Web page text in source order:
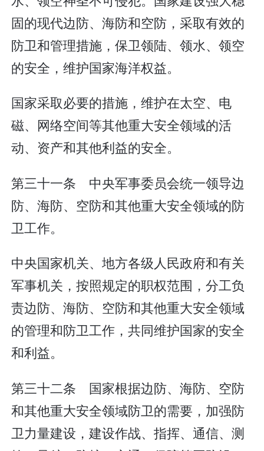
固的现代边防、海防和空防，采取有效的
防卫和管理措施，保卫领陆、领水、领空
的安全，维护国家海洋权益。
国家采取必要的措施，维护在太空、电
磁、网络空间等其他重大安全领域的活
动、资产和其他利益的安全。
第三十一条 中央军事委员会统一领导边
防、海防、空防和其他重大安全领域的防
卫工作。
中央国家机关、地方各级人民政府和有关
军事机关，按照规定的职权范围，分工负
责边防、海防、空防和其他重大安全领域
的管理和防卫工作，共同维护国家的安全
和利益。
第三十二条 国家根据边防、海防、空防
和其他重大安全领域防卫的需要，加强防
卫力量建设，建设作战、指挥、通信、测